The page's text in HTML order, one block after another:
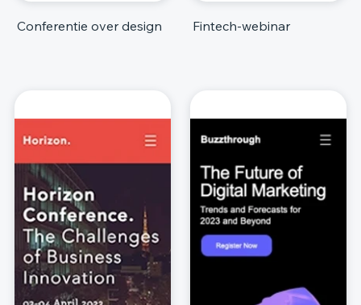
Conferentie over design Fintech-webinar